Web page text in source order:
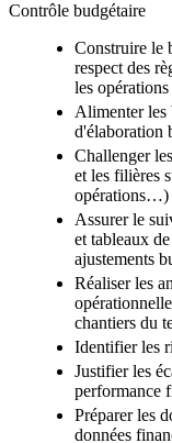
Contrôle budgétaire
Construire le
respect des
les opérations
Alimenter les
d'élaboration
Challenger
et les filières
opérations…)
Assurer le
et tableaux
ajustements
Réaliser les
chantiers du
Identifier les
Justifier les
performance
Préparer les
données